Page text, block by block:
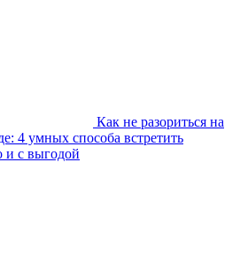
Как не разориться на
4 умных способа встретить
и с выгодой